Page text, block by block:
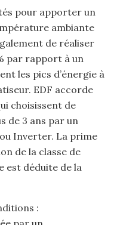
pour apporter un
ambiante
de réaliser
par rapport à un
les pics d’énergie à
EDF accorde
choisissent de
de 3 ans par un
ou Inverter. La prime
de la classe de
est déduite de la
: